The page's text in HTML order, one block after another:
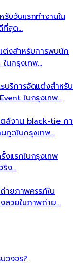
รับวันแรกทำงานใน
ที่สุด…
ต่งสำหรับการพบนัก
นกรุงเทพ…
บริการจัดแต่งสำหรับ
ในกรุงเทพ…
ตล์งาน black-tie กา
ทูตในกรุงเทพ…
งแรกในกรุงเทพ
ริง…
ายภาพครรภ์ใน
สวยในภาพถ่าย…
วงจร?